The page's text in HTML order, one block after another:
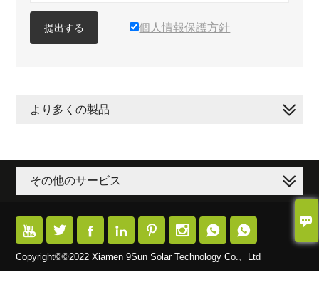

提出する 個人情報保護方針
より多くの製品
その他のサービス
       
Copyright©©2022 Xiamen 9Sun Solar Technology Co.、Ltd